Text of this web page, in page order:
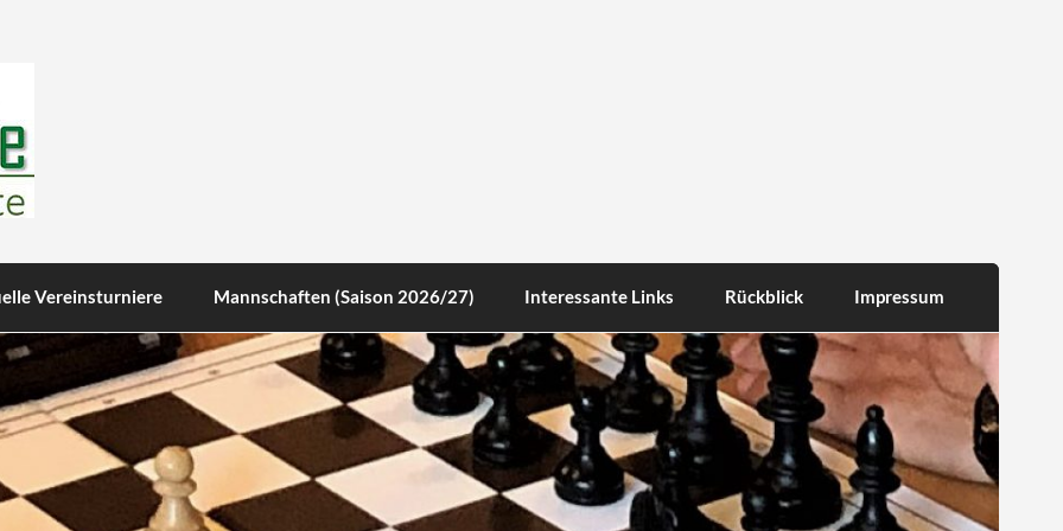
Vereinsturniere Mannschaften (Saison 2026/27) Interessante Links Rückblick Impressum